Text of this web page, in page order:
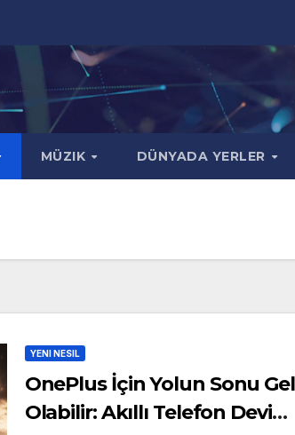
MÜZIK DÜNYADA YERLER
YENI NESIL
OnePlus İçin Yolun Sonu
Olabilir: Akıllı Telefon Devi